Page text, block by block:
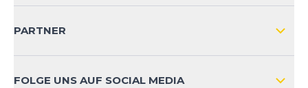
PARTNER
FOLGE UNS AUF SOCIAL MEDIA